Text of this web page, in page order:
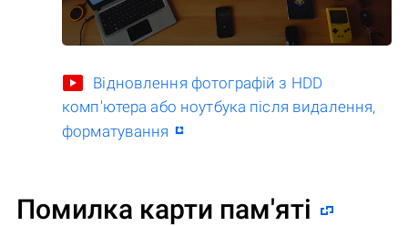
Відновлення фотографій з HDD
комп'ютера або ноутбука після видалення,
форматування
Помилка карти пам'яті